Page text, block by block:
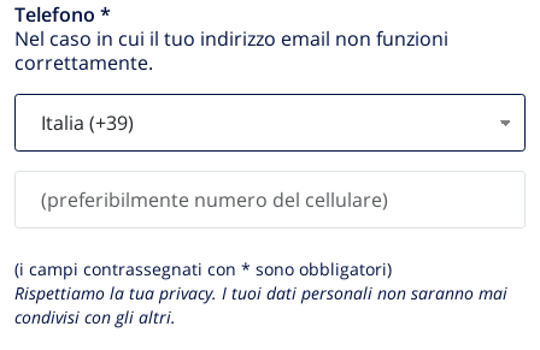
Telefono *
Nel caso in cui il tuo indirizzo email non funzioni
correttamente.
(i campi contrassegnati con * sono obbligatori)
Rispettiamo la tua privacy. I tuoi dati personali non saranno mai
condivisi con gli altri.